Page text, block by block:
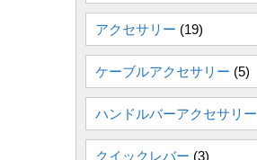
アクセサリー (19)
ケーブルアクセサリー (5)
ハンドルバーアクセサリー
クイックレバー (3)